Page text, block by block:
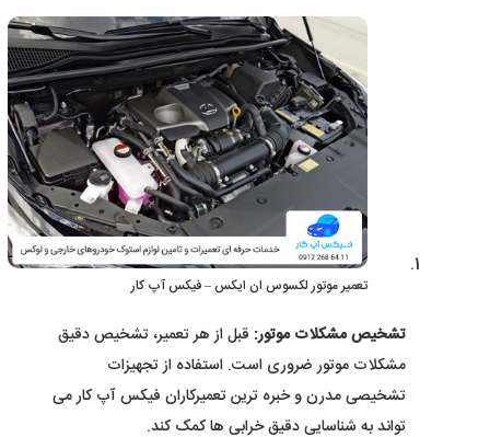
تعمیر موتور لکسوس ان ایکس – فیکس آپ کار
تشخیص مشکلات موتور: قبل از هر تعمیر، تشخیص دقیق
مشکلات موتور ضروری است. استفاده از تجهیزات
تشخیصی مدرن و خبره ترین تعمیرکاران فیکس آپ کار می
تواند به شناسایی دقیق خرابی ها کمک کند.